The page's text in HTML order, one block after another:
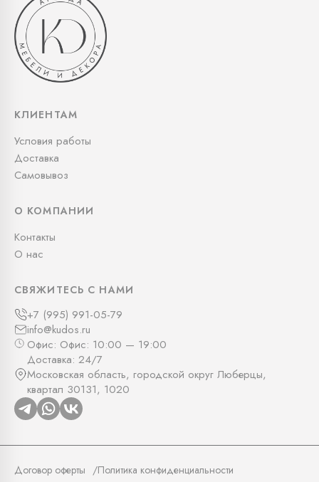
КЛИЕНТАМ
Условия работы
Доставка
Самовывоз
О КОМПАНИИ
Контакты
О нас
СВЯЖИТЕСЬ С НАМИ
+7 (995) 991-05-79
info@kudos.ru
Офис: Офис: 10:00 — 19:00
Доставка: 24/7
Московская область, городской округ Люберцы,
квартал 30131, 1020
Договор оферты Политика конфиденциальности